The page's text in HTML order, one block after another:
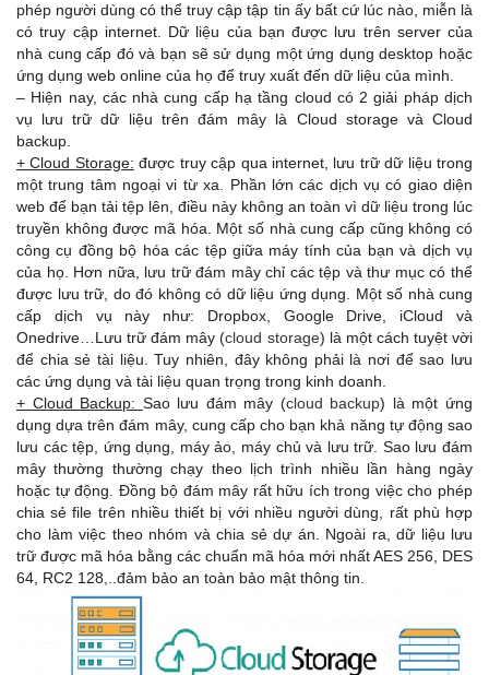
phép người dùng có thể truy cập tập tin ấy bất cứ lúc nào, miễn là
có truy cập internet. Dữ liệu của bạn được lưu trên server của
nhà cung cấp đó và bạn sẽ sử dụng một ứng dụng desktop hoặc
ứng dụng web online của họ để truy xuất đến dữ liệu của mình.
– Hiện nay, các nhà cung cấp hạ tầng cloud có 2 giải pháp dịch
vụ lưu trữ dữ liệu trên đám mây là Cloud storage và Cloud
backup.
+ Cloud Storage: được truy cập qua internet, lưu trữ dữ liệu trong
một trung tâm ngoại vi từ xa. Phần lớn các dịch vụ có giao diện
web để bạn tải tệp lên, điều này không an toàn vì dữ liệu trong lúc
truyền không được mã hóa. Một số nhà cung cấp cũng không có
công cụ đồng bộ hóa các tệp giữa máy tính của bạn và dịch vụ
của họ. Hơn nữa, lưu trữ đám mây chỉ các tệp và thư mục có thể
được lưu trữ, do đó không có dữ liệu ứng dụng. Một số nhà cung
cấp dịch vụ này như: Dropbox, Google Drive, iCloud và
Onedrive…Lưu trữ đám mây (cloud storage) là một cách tuyệt vời
để chia sẻ tài liệu. Tuy nhiên, đây không phải là nơi để sao lưu
các ứng dụng và tài liệu quan trọng trong kinh doanh.
+ Cloud Backup: Sao lưu đám mây (cloud backup) là một ứng
dụng dựa trên đám mây, cung cấp cho bạn khả năng tự động sao
lưu các tệp, ứng dụng, máy ảo, máy chủ và lưu trữ. Sao lưu đám
mây thường thường chạy theo lịch trình nhiều lần hàng ngày
hoặc tự động. Đồng bộ đám mây rất hữu ích trong việc cho phép
chia sẻ file trên nhiều thiết bị với nhiều người dùng, rất phù hợp
cho làm việc theo nhóm và chia sẻ dự án. Ngoài ra, dữ liệu lưu
trữ được mã hóa bằng các chuẩn mã hóa mới nhất AES 256, DES
64, RC2 128,..đảm bảo an toàn bảo mật thông tin.